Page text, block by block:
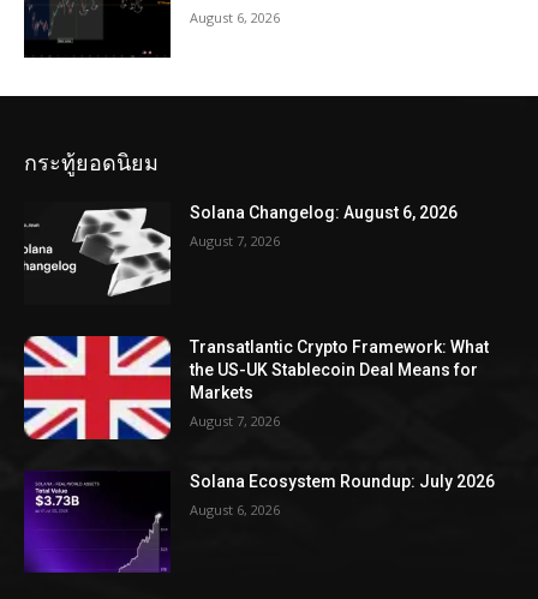
August 6, 2026
กระทู้ยอดนิยม
Solana Changelog: August 6, 2026
August 7, 2026
Transatlantic Crypto Framework: What
the US-UK Stablecoin Deal Means for
Markets
August 7, 2026
Solana Ecosystem Roundup: July 2026
August 6, 2026